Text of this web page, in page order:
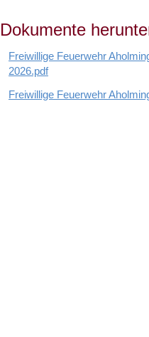
Dokumente
Freiwillige Feuerwehr
2026.pdf
Freiwillige Feuerwehr